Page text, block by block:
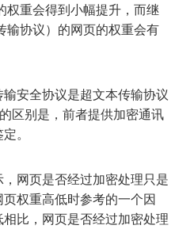
重会得到小幅提升，而继
输协议）的网页的权重会有
安全协议是超文本传输协议
区别是，前者提供加密通讯
。
网页是否经过加密处理只是
权重高低时参考的一个因
比，网页是否经过加密处理